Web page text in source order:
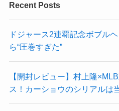
Recent Posts
ドジャース2連覇記念ボブル
ら“圧巻すぎた”
【開封レビュー】村上隆
ス！カーショウのシリアルは